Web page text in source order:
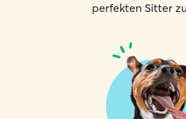
perfekten Sitter